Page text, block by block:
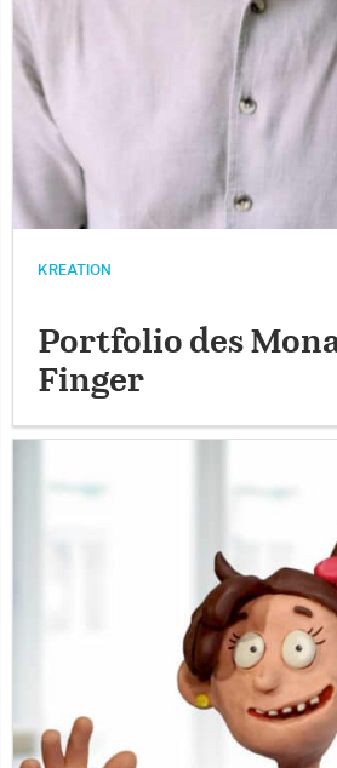
KREATION
Portfolio des
Finger